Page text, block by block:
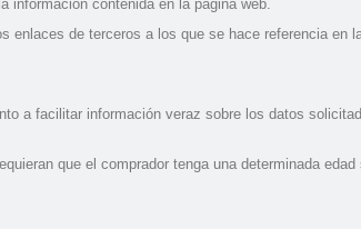
información contenida en la página web.
de terceros a los que se hace referencia en
a facilitar información veraz sobre los datos
que el comprador tenga una determinada